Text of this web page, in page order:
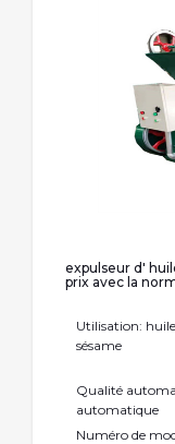
expulseur d'
prix avec la
Utilisation:
sésame
Qualité
automatique
Numéro de